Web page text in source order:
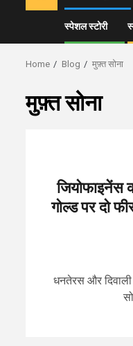
स्पेशल स्टोरी
Home Blog मुफ़्त सोना
मुफ़्त सोना
जियोफाइनेंस
गोल्ड पर दो
धनतेरस और